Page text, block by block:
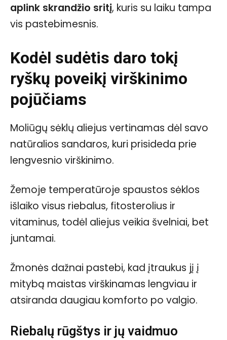
aplink skrandžio sritį, kuris su laiku tampa
vis pastebimesnis.
Kodėl sudėtis daro tokį
ryškų poveikį virškinimo
pojūčiams
Moliūgų sėklų aliejus vertinamas dėl savo
natūralios sandaros, kuri prisideda prie
lengvesnio virškinimo.
Žemoje temperatūroje spaustos sėklos
išlaiko visus riebalus, fitosterolius ir
vitaminus, todėl aliejus veikia švelniai, bet
juntamai.
Žmonės dažnai pastebi, kad įtraukus jį į
mitybą maistas virškinamas lengviau ir
atsiranda daugiau komforto po valgio.
Riebalų rūgštys ir jų vaidmuo